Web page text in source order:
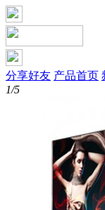
分享好友 产品首页
1/5